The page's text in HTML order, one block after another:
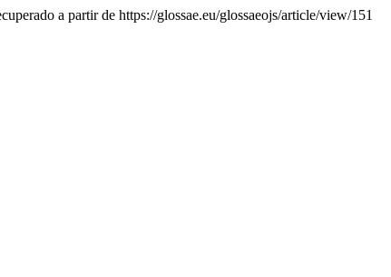
a partir de https://glossae.eu/glossaeojs/article/view/151